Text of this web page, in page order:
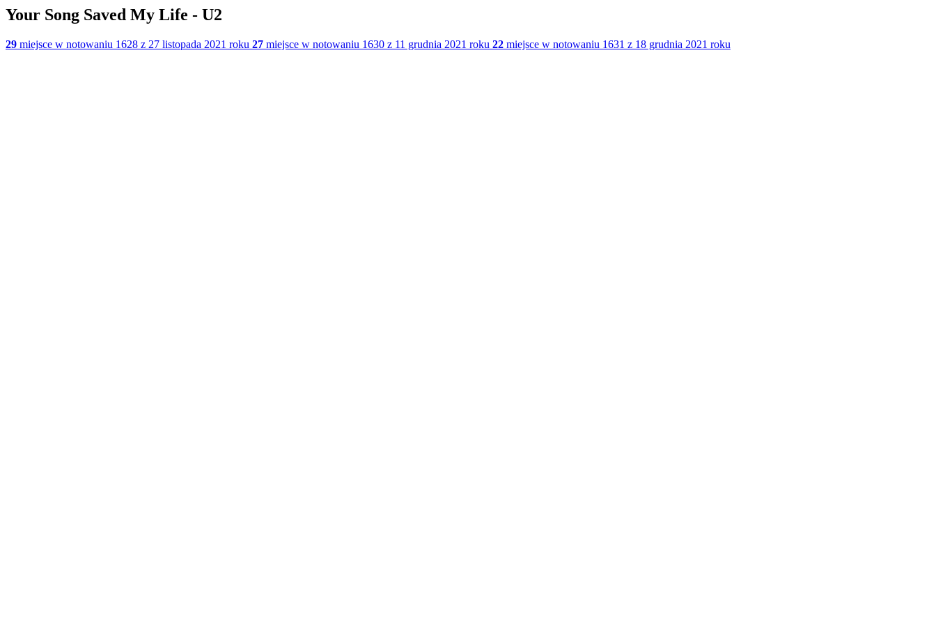
Your Song Saved My Life - U2
29 miejsce w notowaniu 1628 z 27 listopada 2021 roku 27 miejsce w notowaniu 1630 z 11 grudnia 2021 roku 22 miejsce w notowaniu 1631 z 18 grudnia 2021 roku